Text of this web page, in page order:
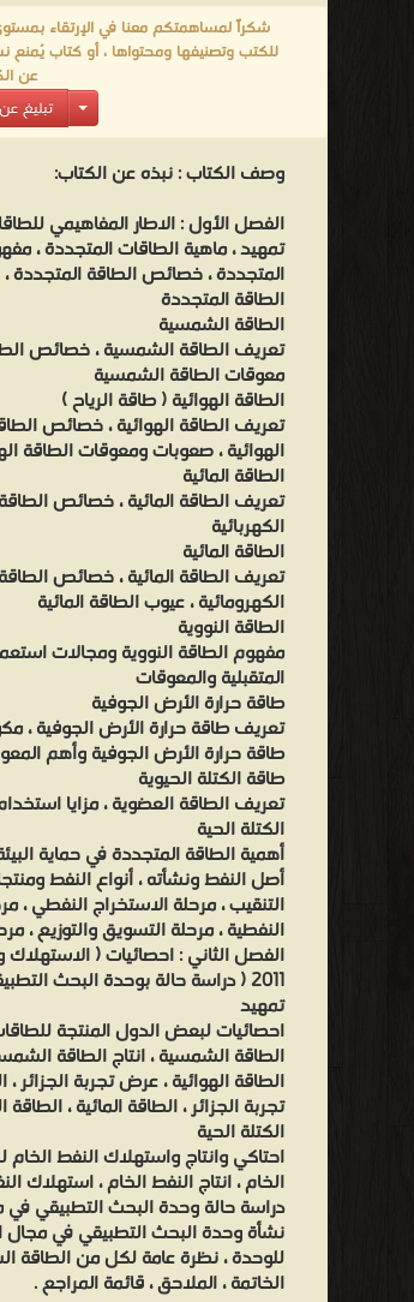
شكراً لمساهمتكم معنا في الإرتقاء
للكتب وتصنيفها ومحتواها ، أو كتاب
عن
تبليغ
وصف الكتاب :نبذه عن الكتاب:
الفصل الأول : الاطار المفاهيمي
تمهيد ، ماهية الطاقات المتجددة ،
المتجددة ، خصائص الطاقة المتجددة
الطاقة المتجددة
الطاقة الشمسية
تعريف الطاقة الشمسية ، خصائص
معوقات الطاقة الشمسية
الطاقة الهوائية ( طاقة الرياح )
تعريف الطاقة الهوائية ، خصائص
الهوائية ، صعوبات ومعوقات الطاقة
الطاقة المائية
تعريف الطاقة المائية ، خصائص الطاقة
الكهربائية
الطاقة المائية
تعريف الطاقة المائية ، خصائص الطاقة
الكهرومائية ، عيوب الطاقة المائية
الطاقة النووية
مفهوم الطاقة النووية ومجالات
المتقبلية والمعوقات
طاقة حرارة الأرض الجوفية
تعريف طاقة حرارة الأرض الجوفية ،
طاقة حرارة الأرض الجوفية وأهم
طاقة الكتلة الحيوية
تعريف الطاقة العضوية ، مزايا
الكتلة الحية
أهمية الطاقة المتجددة في حماية
أصل النفط ونشأته ، أنواع النفط
التنقيب ، مرحلة الاستخراج النفطي ،
النفطية ، مرحلة التسويق والتوزيع ،
2011 ( دراسة حالة بوحدة البحث التطبيقي في مجال الطاقة المتجددة ـ غرداية ـ
تمهيد
احصائيات لبعض الدول المنتجة
الطاقة الشمسية ، انتاج الطاقة
الطاقة الهوائية ، عرض تجربة الجزائر ،
تجربة الجزائر ، الطاقة المائية ،
الكتلة الحية
الخام ، انتاج النفط الخام ، استهلاك
دراسة حالة وحدة البحث التطبيقي في
نشأة وحدة البحث التطبيقي في مجال
للوحدة ، نظرة عامة لكل من الطاقة
الخاتمة ، الملاحق ، قائمة المراجع .